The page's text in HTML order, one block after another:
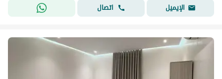
الإيميل
اتصال